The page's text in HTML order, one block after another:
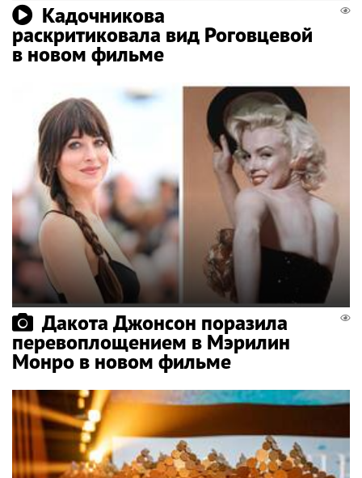
Кадочникова
раскритиковала вид Роговцевой
в новом фильме
Дакота Джонсон поразила
перевоплощением в Мэрилин
Монро в новом фильме